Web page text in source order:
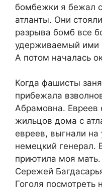
бомбежки я бежал
атланты. Они
разрыва бомб все
удерживаемый ими
А потом началась
Когда фашисты
прибежала
Абрамовна. Евреев
жильцов дома с
евреев, выгнали на
немецкий генерал.
приютила моя
Сережей
Гоголя посмотреть